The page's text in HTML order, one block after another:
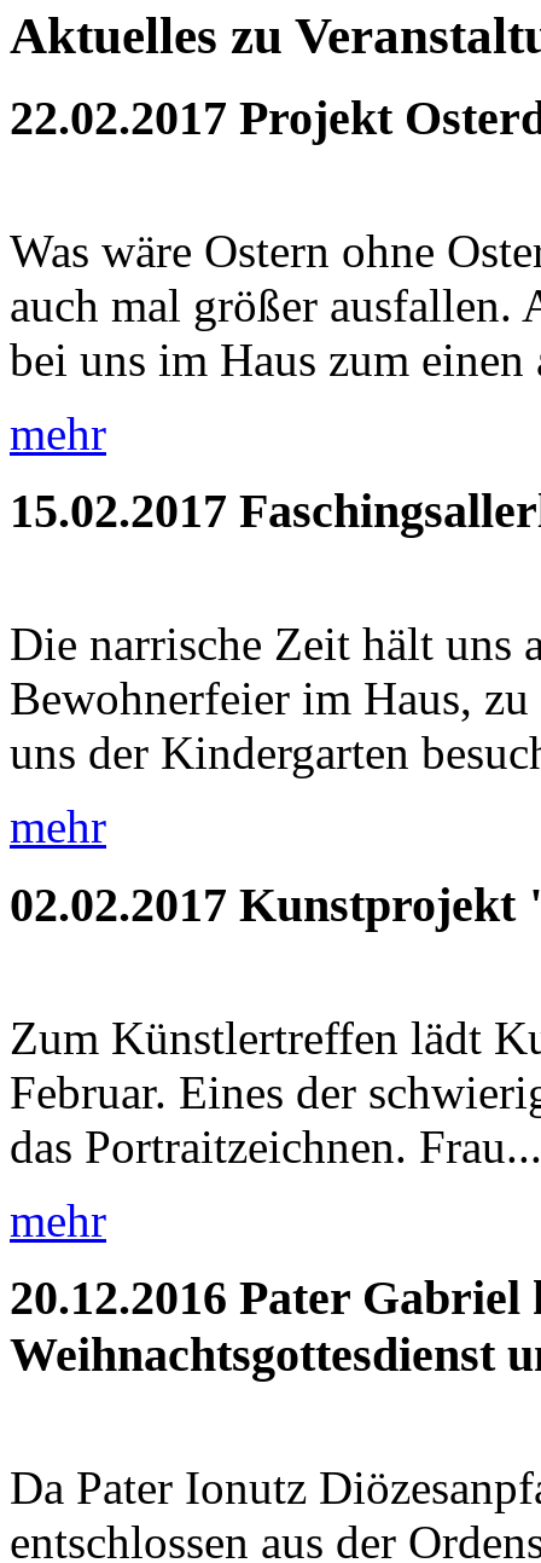
Aktuelles zu
22.02.2017 Projekt
Was wäre Ostern ohne
auch mal größer ausfallen.
bei uns im Haus zum einen
mehr
15.02.2017
Die narrische Zeit hält uns
Bewohnerfeier im Haus,
uns der Kindergarten
mehr
02.02.2017 Kunstprojekt
Zum Künstlertreffen lädt
Februar. Eines der
das Portraitzeichnen. Frau...
mehr
20.12.2016 Pater Gabriel
Weihnachtsgottesdienst
Da Pater Ionutz
entschlossen aus der